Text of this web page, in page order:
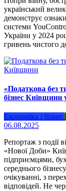
український
демонструє
системи
України у 2024
гривень чистого
«Податкова без
бізнес Київщини
Економіка і бізнес
06.08.2025
Репортаж з події
«Нової Доби»
підприємцями,
середнього
очікуванні, з
відповідей. Не